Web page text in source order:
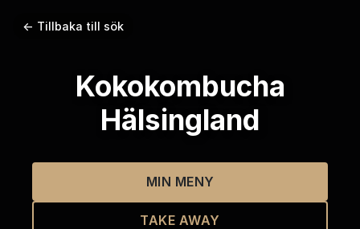
← Tillbaka till sök
Kokokombucha
Hälsingland
MIN MENY
TAKE AWAY